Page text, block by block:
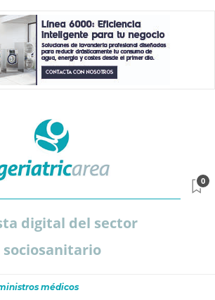
digital del sector
sociosanitario
0
médicos